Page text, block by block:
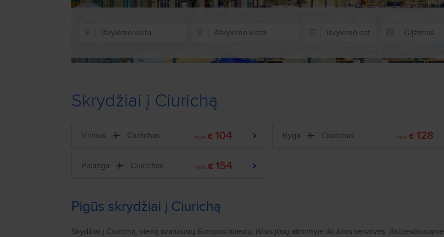
Skrydžiai į Ciurichą
Vilnius Ciurichas nuo € 104 Ryga Ciurichas nuo € 128
Palanga Ciurichas nuo € 154
Pigūs skrydžiai į Ciurichą
Skydžiai į Ciurichą, vieną švariausių Europos miestų, išliks jūsų atmintyje iki žilos senatvės. Išsidėsčiusiame